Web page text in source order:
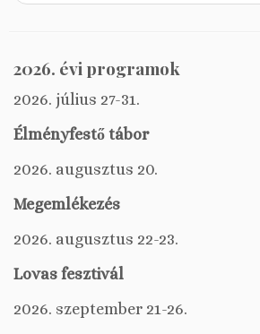
2026. évi programok
2026. július 27-31.
Élményfestő tábor
2026. augusztus 20.
Megemlékezés
2026. augusztus 22-23.
Lovas fesztivál
2026. szeptember 21-26.